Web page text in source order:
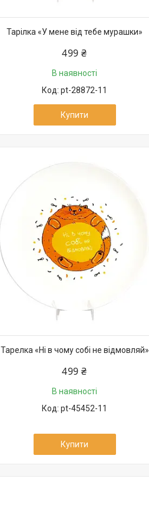
Тарілка «У мене від тебе мурашки»
499 ₴
В наявності
pt-28872-11
Купити
Тарелка «Ні в чому собі не відмовляй»
499 ₴
В наявності
pt-45452-11
Купити